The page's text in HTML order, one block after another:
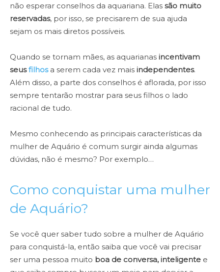
não esperar conselhos da aquariana. Elas são muito
reservadas, por isso, se precisarem de sua ajuda
sejam os mais diretos possíveis.
Quando se tornam mães, as aquarianas incentivam
seusfilhosa serem cada vez mais independentes.
Além disso, a parte dos conselhos é aflorada, por isso
sempre tentarão mostrar para seus filhos o lado
racional de tudo.
Mesmo conhecendo as principais características da
mulher de Aquário é comum surgir ainda algumas
dúvidas, não é mesmo? Por exemplo…
Como conquistar uma mulher
de Aquário?
Se você quer saber tudo sobre a mulher de Aquário
para conquistá-la, então saiba que você vai precisar
ser uma pessoa muito boa de conversa, inteligente e